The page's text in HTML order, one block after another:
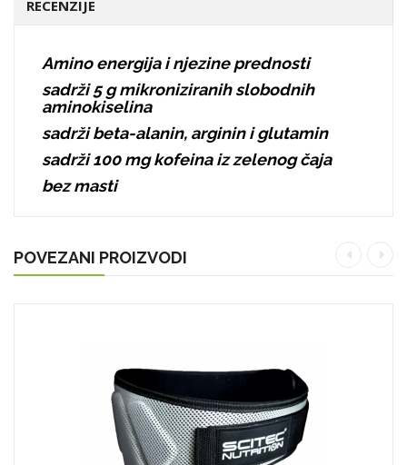
RECENZIJE
Amino energija i njezine prednosti
sadrži 5 g mikroniziranih slobodnih
aminokiselina
sadrži beta-alanin, arginin i glutamin
sadrži 100 mg kofeina iz zelenog čaja
bez masti
POVEZANI PROIZVODI